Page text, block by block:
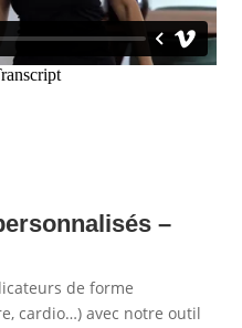
–
de forme
cardio…) avec notre outil